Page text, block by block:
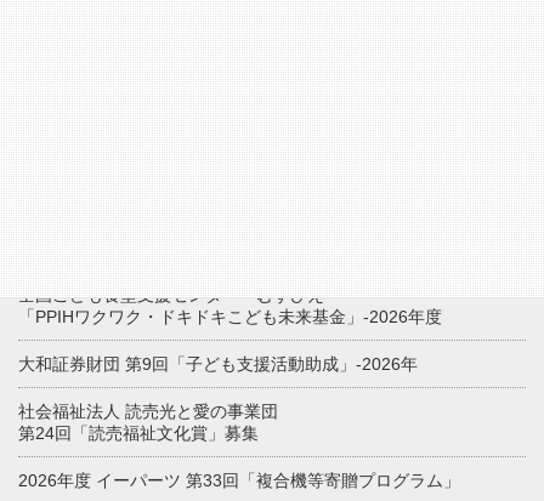
その他の情報
助成金をさがす
全国こども食堂支援センター・むすびえ
「PPIHワクワク・ドキドキこども未来基金」-2026年度
大和証券財団 第9回「子ども支援活動助成」-2026年
社会福祉法人 読売光と愛の事業団
第24回「読売福祉文化賞」募集
2026年度 イーパーツ 第33回「複合機等寄贈プログラム」